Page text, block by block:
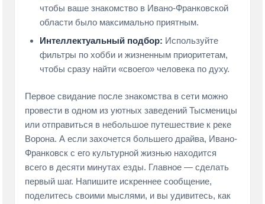
чтобы ваше знакомство в Ивано-Франковской
области было максимально приятным.
Интеллектуальный подбор: Используйте
фильтры по хобби и жизненным приоритетам,
чтобы сразу найти «своего» человека по духу.
Первое свидание после знакомства в сети можно
провести в одном из уютных заведений Тысменицы
или отправиться в небольшое путешествие к реке
Ворона. А если захочется большего драйва, Ивано-
Франковск с его культурной жизнью находится
всего в десяти минутах езды. Главное — сделать
первый шаг. Напишите искреннее сообщение,
поделитесь своими мыслями, и вы удивитесь, как